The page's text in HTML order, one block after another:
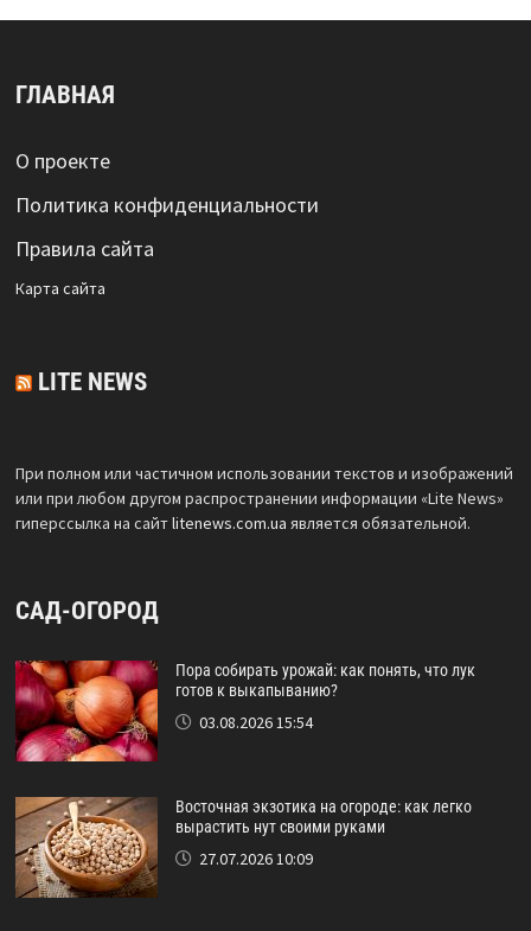
ГЛАВНАЯ
О проекте
Политика конфиденциальности
Правила сайта
Карта сайта
LITE NEWS
При полном или частичном использовании текстов и изображений
или при любом другом распространении информации «Lite News»
гиперссылка на сайтlitenews.com.ua является обязательной.
САД-ОГОРОД
Пора собирать урожай: как понять, что лук
готов к выкапыванию?
03.08.2026 15:54
Восточная экзотика на огороде: как легко
вырастить нут своими руками
27.07.2026 10:09